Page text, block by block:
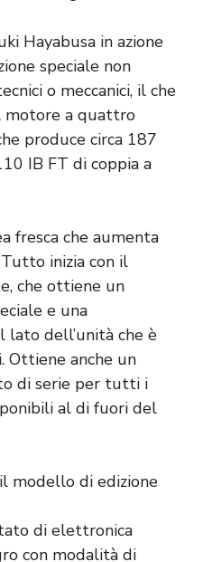
speciale non
o meccanici, il che
motore a quattro
produce circa 187
IB FT di coppia a
fresca che aumenta
Tutto inizia con il
che ottiene un
e una
lato dell’unità che è
Ottiene anche un
di serie per tutti i
al di fuori del
di elettronica
con modalità di